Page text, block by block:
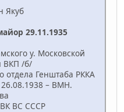
Якуб
29.11.1935
у. Московской
ВКП /б/
отдела Генштаба РККА
– ВМН.
ВК ВС СССР